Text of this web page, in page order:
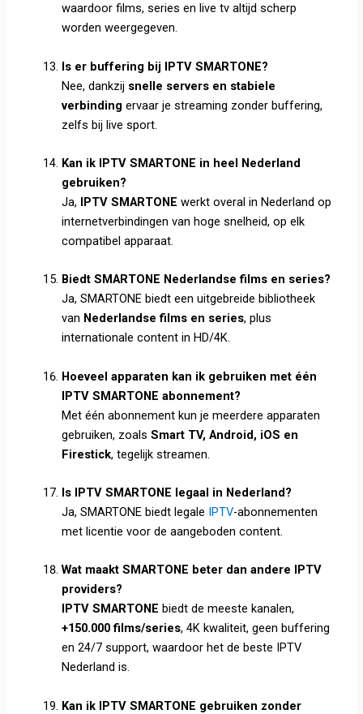
waardoor films, series en live tv altijd scherp
worden weergegeven.
Is er buffering bij IPTV SMARTONE?
Nee, dankzij snelle servers en stabiele
verbinding ervaar je streaming zonder buffering,
zelfs bij live sport.
Kan ik IPTV SMARTONE in heel Nederland
gebruiken?
Ja, IPTV SMARTONE werkt overal in Nederland op
internetverbindingen van hoge snelheid, op elk
compatibel apparaat.
Biedt SMARTONE Nederlandse films en series?
Ja, SMARTONE biedt een uitgebreide bibliotheek
van Nederlandse films en series, plus
internationale content in HD/4K.
Hoeveel apparaten kan ik gebruiken met één
IPTV SMARTONE abonnement?
Met één abonnement kun je meerdere apparaten
gebruiken, zoalsSmart TV, Android, iOS en
Firestick, tegelijk streamen.
Is IPTV SMARTONE legaal in Nederland?
Ja, SMARTONE biedt legale IPTV-abonnementen
met licentie voor de aangeboden content.
Wat maakt SMARTONE beter dan andere IPTV
providers?
IPTV SMARTONE biedt de meeste kanalen,
+150.000 films/series, 4K kwaliteit, geen buffering
en 24/7 support, waardoor het de beste IPTV
Nederland is.
Kan ik IPTV SMARTONE gebruiken zonder